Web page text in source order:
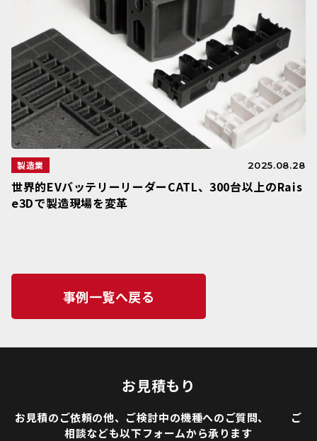
製造業 2025.08.28
世界的EVバッテリーリーダーCATL、300台以上のRais
e3Dで製造現場を変革
事例一覧へ戻る
お見積もり
お見積のご依頼の他、ご検討中の機種へのご質問、 ご
相談なども以下フォームから承ります